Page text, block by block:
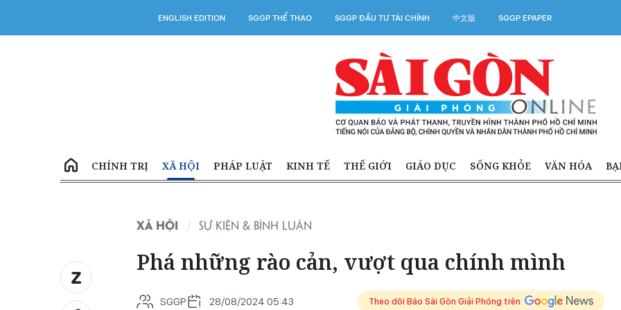
ENGLISH EDITION SGGP THỂ THAO SGGP ĐẦU TƯ TÀI CHÍNH 中文版 SGGP EPAPER
CHÍNH TRỊ XÃ HỘI PHÁP LUẬT KINH TẾ THẾ GIỚI GIÁO DỤC SỐNG KHỎE VĂN HÓA
XÃ HỘI SỰ KIỆN & BÌNH LUẬN
Phá những rào cản, vượt qua chính mình
SGGP 28/08/2024 05:43 Theo dõi Báo Sài Gòn Giải Phóng trên